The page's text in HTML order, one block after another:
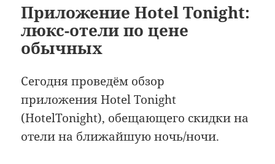
Приложение Hotel Tonight:
люкс-отели по цене
обычных
Сегодня проведём обзор
приложения Hotel Tonight
(HotelTonight), обещающего скидки на
отели на ближайшую ночь/ночи.